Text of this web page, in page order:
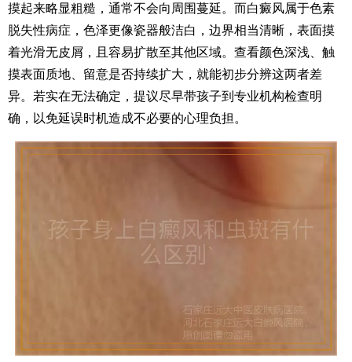
摸起来略显粗糙，通常不会向周围蔓延。而白癜风属于色素
脱失性病症，色泽更像瓷器般洁白，边界相当清晰，表面摸
着光滑无皮屑，且容易扩散至其他区域。查看颜色深浅、触
摸表面质地、留意是否持续扩大，就能初步分辨这两者差
异。若实在无法确定，提议尽早带孩子到专业机构检查明
确，以免延误时机造成不必要的心理负担。